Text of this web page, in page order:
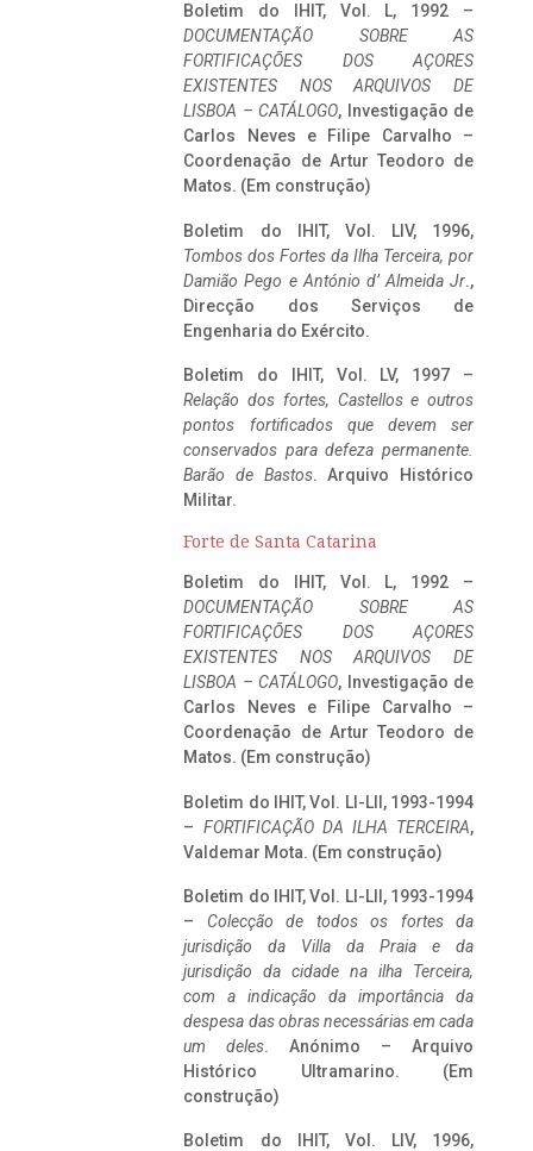
Boletim do IHIT, Vol. L, 1992 –
DOCUMENTAÇÃO SOBRE AS
FORTIFICAÇÕES DOS AÇORES
EXISTENTES NOS ARQUIVOS DE
LISBOA – CATÁLOGO, Investigação de
Carlos Neves e Filipe Carvalho –
Coordenação de Artur Teodoro de
Matos. (Em construção)
Boletim do IHIT, Vol. LIV, 1996,
Tombos dos Fortes da Ilha Terceira, por
Damião Pego e António d’ Almeida Jr.,
Direcção dos Serviços de
Engenharia do Exército.
Boletim do IHIT, Vol. LV, 1997 –
Relação dos fortes, Castellos e outros
pontos fortificados que devem ser
conservados para defeza permanente.
Barão de Bastos. Arquivo Histórico
Militar.
Forte de Santa Catarina
Boletim do IHIT, Vol. L, 1992 –
DOCUMENTAÇÃO SOBRE AS
FORTIFICAÇÕES DOS AÇORES
EXISTENTES NOS ARQUIVOS DE
LISBOA – CATÁLOGO, Investigação de
Carlos Neves e Filipe Carvalho –
Coordenação de Artur Teodoro de
Matos. (Em construção)
Boletim do IHIT, Vol. LI-LII, 1993-1994
– FORTIFICAÇÃO DA ILHA TERCEIRA,
Valdemar Mota. (Em construção)
Boletim do IHIT, Vol. LI-LII, 1993-1994
– Colecção de todos os fortes da
jurisdição da Villa da Praia e da
jurisdição da cidade na ilha Terceira,
com a indicação da importância da
despesa das obras necessárias em cada
um deles. Anónimo – Arquivo
Histórico Ultramarino. (Em
construção)
Boletim do IHIT, Vol. LIV, 1996,